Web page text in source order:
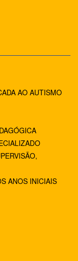
AO AUTISMO
ANOS INICIAIS